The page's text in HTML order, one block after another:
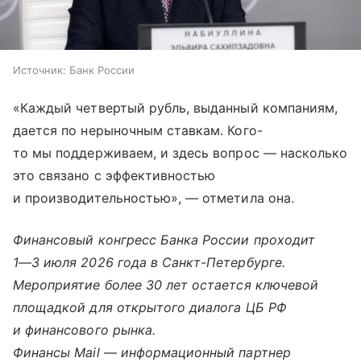
Источник: Банк России
«Каждый четвертый рубль, выданный компаниям,
дается по нерыночным ставкам. Кого-
то мы поддерживаем, и здесь вопрос — насколько
это связано с эффективностью
и производительностью», — отметила она.
Финансовый конгресс Банка России проходит
1—3 июля 2026 года в Санкт-Петербурге.
Мероприятие более 30 лет остается ключевой
площадкой для открытого диалога ЦБ РФ
и финансового рынка.
Финансы Mail — информационный партнер